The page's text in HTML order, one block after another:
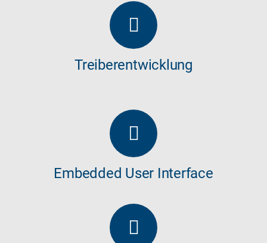
Treiberentwicklung
Embedded User Interface